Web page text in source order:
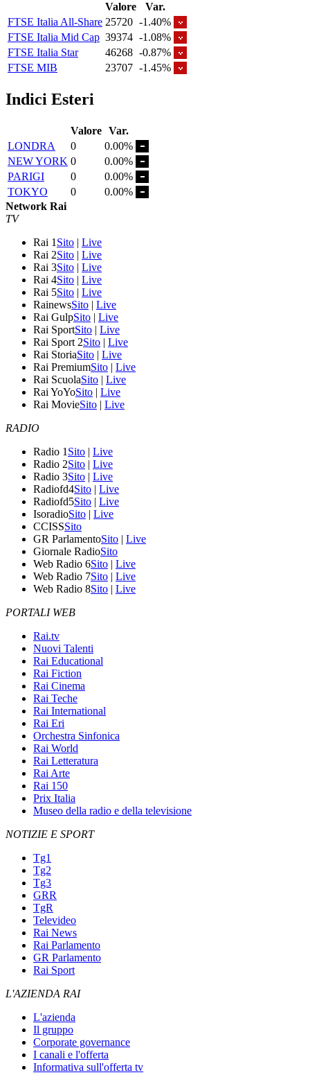
Valore
Var.
FTSE Italia All-Share 25720 -1.40%
FTSE Italia Mid Cap 39374 -1.08%
FTSE Italia Star
46268 -0.87%
FTSE MIB
23707 -1.45%
Indici Esteri
Valore Var.
LONDRA
0
0.00%
NEW YORK 0
0.00%
PARIGI
0
0.00%
TOKYO
0
0.00%
Network Rai
TV
Rai 1 Sito | Live
Rai 2Sito | Live
Rai 3Sito | Live
Rai 4Sito | Live
Rai 5Sito | Live
RainewsSito | Live
Rai GulpSito | Live
Rai SportSito | Live
Rai Sport 2Sito | Live
Rai StoriaSito | Live
Rai PremiumSito | Live
Rai ScuolaSito | Live
Rai YoYoSito | Live
Rai MovieSito | Live
RADIO
Radio 1 Sito | Live
Radio 2Sito | Live
Radio 3Sito | Live
Radiofd4Sito | Live
Radiofd5Sito | Live
IsoradioSito | Live
CCISSSito
GR ParlamentoSito | Live
Giornale RadioSito
Web Radio 6Sito | Live
Web Radio 7Sito | Live
Web Radio 8Sito | Live
PORTALI WEB
Rai.tv
Nuovi Talenti
Rai Educational
Rai Fiction
Rai Cinema
Rai Teche
Rai International
Rai Eri
Orchestra Sinfonica
Rai World
Rai Letteratura
Rai Arte
Rai 150
Prix Italia
Museo della radio e della televisione
NOTIZIE E SPORT
Tg1
Tg2
Tg3
GRR
TgR
Televideo
Rai News
Rai Parlamento
GR Parlamento
Rai Sport
L'AZIENDA RAI
L'azienda
Il gruppo
Corporate governance
I canali e l'offerta
Informativa sull'offerta tv